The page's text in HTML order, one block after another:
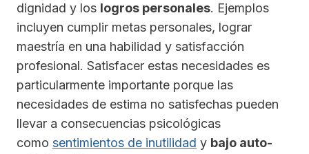
dignidad y los logros personales. Ejemplos
incluyen cumplir metas personales, lograr
maestría en una habilidad y satisfacción
profesional. Satisfacer estas necesidades es
particularmente importante porque las
necesidades de estima no satisfechas pueden
llevar a consecuencias psicológicas
como sentimientos de inutilidad y bajo auto-